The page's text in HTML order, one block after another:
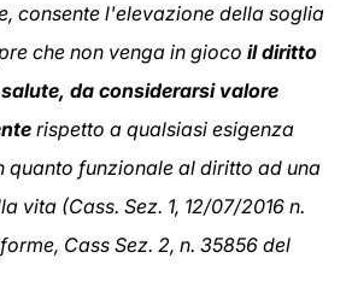
consente l'elevazione della soglia
che non venga in gioco il diritto
da considerarsi valore
rispetto a qualsiasi esigenza
quanto funzionale al diritto ad una
vita (Cass. Sez. 1, 12/07/2016 n.
Cass Sez. 2, n. 35856 del